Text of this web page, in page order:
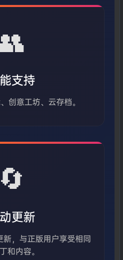
支持
创意工坊、云存档。
🔄
更新
新，与正版用户享受相同
和内容。